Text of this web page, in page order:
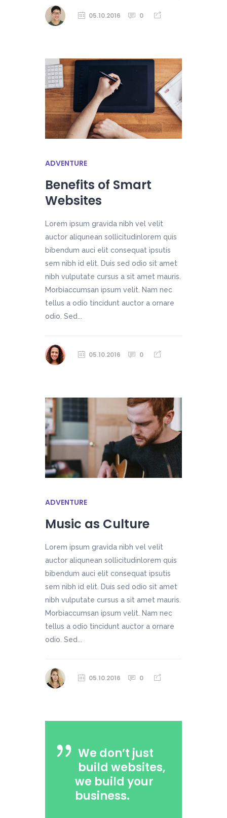
05.10.2016 0
ADVENTURE
Benefits of Smart
Websites
Lorem ipsum gravida nibh vel velit
auctor aliqunean sollicitudinlorem quis
bibendum auci elit consequat ipsutis
sem nibh id elit. Duis sed odio sit amet
nibh vulputate cursus a sit amet mauris.
Morbiaccumsan ipsum velit. Nam nec
tellus a odio tincidunt auctor a ornare
odio. Sed...
05.10.2016 0
ADVENTURE
Music as Culture
Lorem ipsum gravida nibh vel velit
auctor aliqunean sollicitudinlorem quis
bibendum auci elit consequat ipsutis
sem nibh id elit. Duis sed odio sit amet
nibh vulputate cursus a sit amet mauris.
Morbiaccumsan ipsum velit. Nam nec
tellus a odio tincidunt auctor a ornare
odio. Sed...
05.10.2016 0
We don’t just
build websites,
we build your
business.